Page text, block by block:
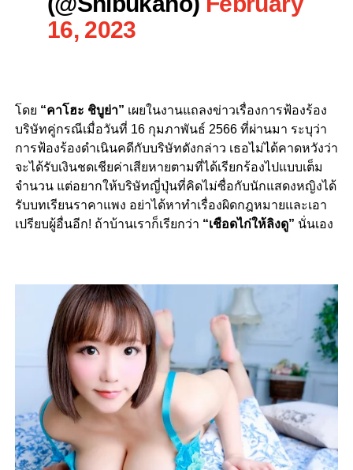
16, 2023
โดย “คาโฮะ ชิบูย่า” เผยในงานแถลงข่าวเรื่องการฟ้องร้อง
บริษัทคู่กรณีเมื่อวันที่ 16 กุมภาพันธ์ 2566 ที่ผ่านมา ระบุว่า
การฟ้องร้องดำเนินคดีกับบริษัทดังกล่าว เธอไม่ได้คาดหวังว่า
จะได้รับเงินชดเชียค่าเสียหายตามที่ได้เรียกร้องไปแบบเต็ม
จำนวน แต่อยากให้บริษัทญี่ปุ่นที่คิดไม่ซื่อกับนักแสดงหญิงได้
รับบทเรียนราคาแพง อย่าได้หาทำเรื่องผิดกฎหมายและเอา
เปรียบผู้อื่นอีก! ถ้าบ้านเราก็เรียกว่า “เชือดไก่ให้ลิงดู” นั่นเอง